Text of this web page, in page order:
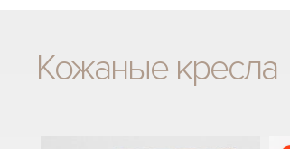
Кожаные кресла